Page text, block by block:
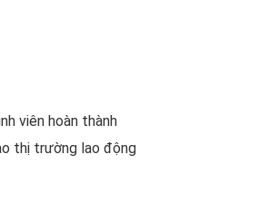
viên hoàn thành
thị trường lao động